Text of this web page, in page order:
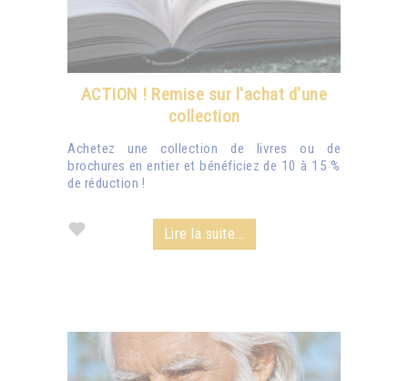
ACTION ! Remise sur l'achat d'une
collection
Achetez une collection de livres ou de
brochures en entier et bénéficiez de 10 à 15 %
de réduction !
Lire la suite...